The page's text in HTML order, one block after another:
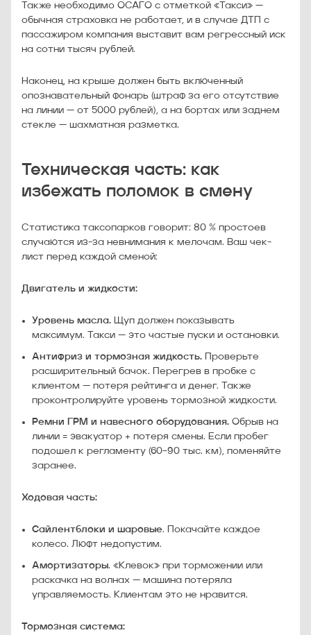
Также необходимо ОСАГО с отметкой «Такси» —
обычная страховка не работает, и в случае ДТП с
пассажиром компания выставит вам регрессный иск
на сотни тысяч рублей.
Наконец, на крыше должен быть включенный
опознавательный фонарь (штраф за его отсутствие
на линии — от 5000 рублей), а на бортах или заднем
стекле — шахматная разметка.
Техническая часть: как
избежать поломок в смену
Статистика таксопарков говорит: 80 % простоев
случаются из-за невнимания к мелочам. Ваш чек-
лист перед каждой сменой:
Двигатель и жидкости:
Уровень масла. Щуп должен показывать
максимум. Такси — это частые пуски и остановки.
Антифриз и тормозная жидкость. Проверьте
расширительный бачок. Перегрев в пробке с
клиентом — потеря рейтинга и денег. Также
проконтролируйте уровень тормозной жидкости.
Ремни ГРМ и навесного оборудования. Обрыв на
линии = эвакуатор + потеря смены. Если пробег
подошел к регламенту (60–90 тыс. км), поменяйте
заранее.
Ходовая часть:
Сайлентблоки и шаровые. Покачайте каждое
колесо. Люфт недопустим.
Амортизаторы. «Клевок» при торможении или
раскачка на волнах — машина потеряла
управляемость. Клиентам это не нравится.
Тормозная система: